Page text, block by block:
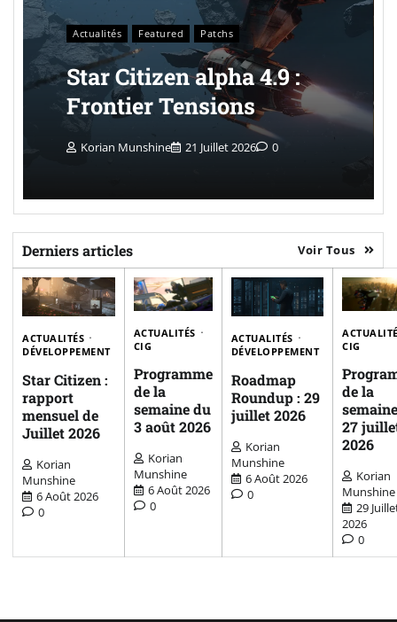
Actualités Featured Patchs
Star Citizen alpha 4.9 :
Frontier Tensions
Korian Munshine 21 Juillet 2026 0
Derniers articles Voir Tous
ACTUALITÉS
DÉVELOPPEMENT
Star Citizen :
rapport
mensuel de
Juillet 2026
Korian
Munshine
6 Août 2026
0
ACTUALITÉS
CIG
Programme
de la
semaine du
3 août 2026
Korian
Munshine
6 Août 2026
0
ACTUALITÉS
DÉVELOPPEMENT
Roadmap
Roundup : 29
juillet 2026
Korian
Munshine
6 Août 2026
0
CIG
de la
27
2026
Korian
Munshine
29
2026
0